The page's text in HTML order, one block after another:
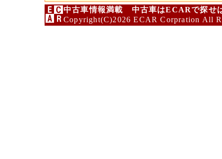
中古車情報満載 中古車はECARで探せ
Copyright(C)2026 ECAR Corpration All